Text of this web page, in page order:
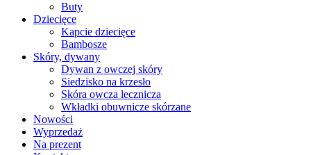
Buty
Dziecięce
Kapcie dziecięce
Bambosze
Skóry, dywany
Dywan z owczej skóry
Siedzisko na krzesło
Skóra owcza lecznicza
Wkładki obuwnicze skórzane
Nowości
Wyprzedaż
Na prezent